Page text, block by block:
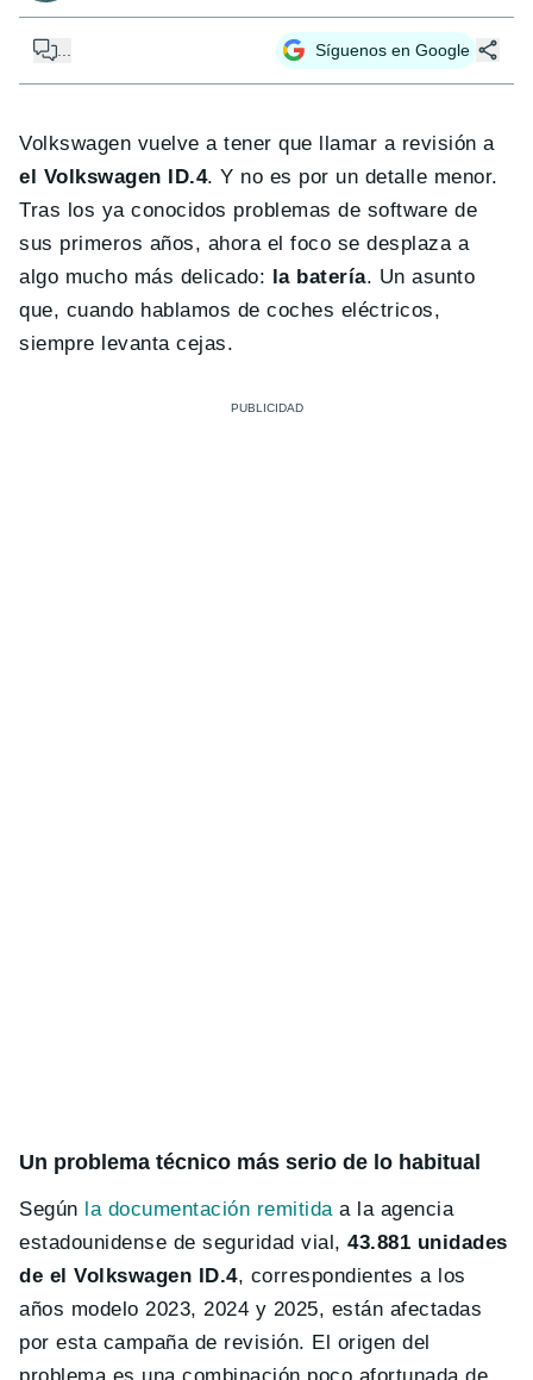
Síguenos en Google
Volkswagen vuelve a tener que llamar a revisión a
el Volkswagen ID.4. Y no es por un detalle menor.
Tras los ya conocidos problemas de software de
sus primeros años, ahora el foco se desplaza a
algo mucho más delicado: la batería. Un asunto
que, cuando hablamos de coches eléctricos,
siempre levanta cejas.
Un problema técnico más serio de lo habitual
Según la documentación remitidaa la agencia
estadounidense de seguridad vial,43.881 unidades
de el Volkswagen ID.4, correspondientes a los
años modelo 2023, 2024 y 2025, están afectadas
por esta campaña de revisión. El origen del